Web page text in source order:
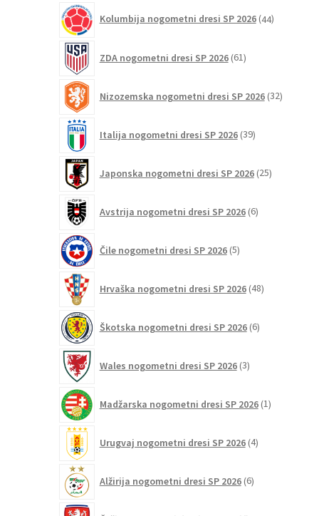
Kolumbija nogometni dresi SP 2026 44izdelkov
ZDA nogometni dresi SP 2026 61izdelkov
Nizozemska nogometni dresi SP 2026 32izdelkov
Italija nogometni dresi SP 2026 39izdelkov
Japonska nogometni dresi SP 2026 25izdelkov
Avstrija nogometni dresi SP 2026 6izdelkov
Čile nogometni dresi SP 2026 5izdelkov
Hrvaška nogometni dresi SP 2026 48izdelkov
Škotska nogometni dresi SP 2026 6izdelkov
Wales nogometni dresi SP 2026 3izdelki
Madžarska nogometni dresi SP 2026 1izdelek
Urugvaj nogometni dresi SP 2026 4izdelki
Alžirija nogometni dresi SP 2026 6izdelkov